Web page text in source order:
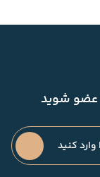
عضو شوید